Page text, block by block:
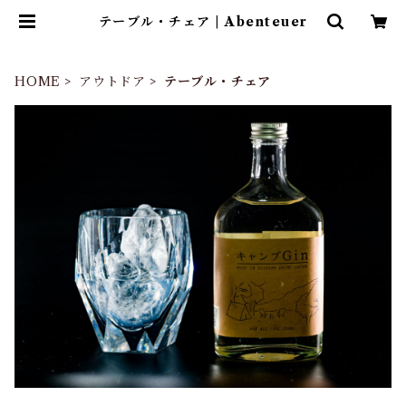
テーブル・チェア | Abenteuer
HOME アウトドア テーブル・チェア